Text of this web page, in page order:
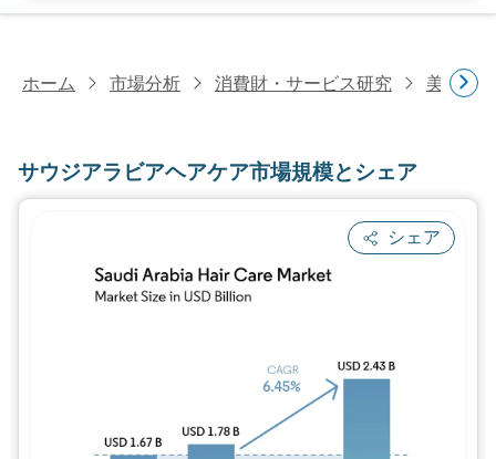
ホーム 市場分析 消費財・サービス研究 美容・
サウジアラビアヘアケア市場規模とシェア
シェア